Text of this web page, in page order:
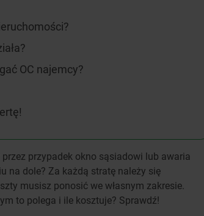
OC najemcy?
przypadek okno sąsiadowi lub awaria
na dole? Za każdą stratę należy się
musisz ponosić we własnym zakresie.
to polega i ile kosztuje? Sprawdź!